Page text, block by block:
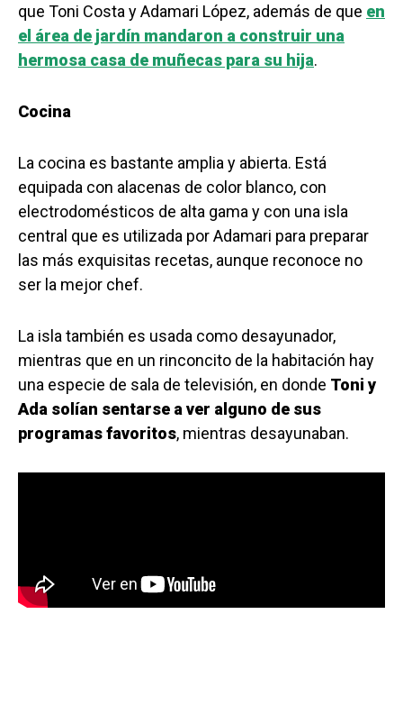
que Toni Costa y Adamari López, además de que en
el área de jardín mandaron a construir una
hermosa casa de muñecas para su hija.
Cocina
La cocina es bastante amplia y abierta. Está
equipada con alacenas de color blanco, con
electrodomésticos de alta gama y con una isla
central que es utilizada por Adamari para preparar
las más exquisitas recetas, aunque reconoce no
ser la mejor chef.
La isla también es usada como desayunador,
mientras que en un rinconcito de la habitación hay
una especie de sala de televisión, en donde Toni y
Ada solían sentarse a ver alguno de sus
programas favoritos, mientras desayunaban.